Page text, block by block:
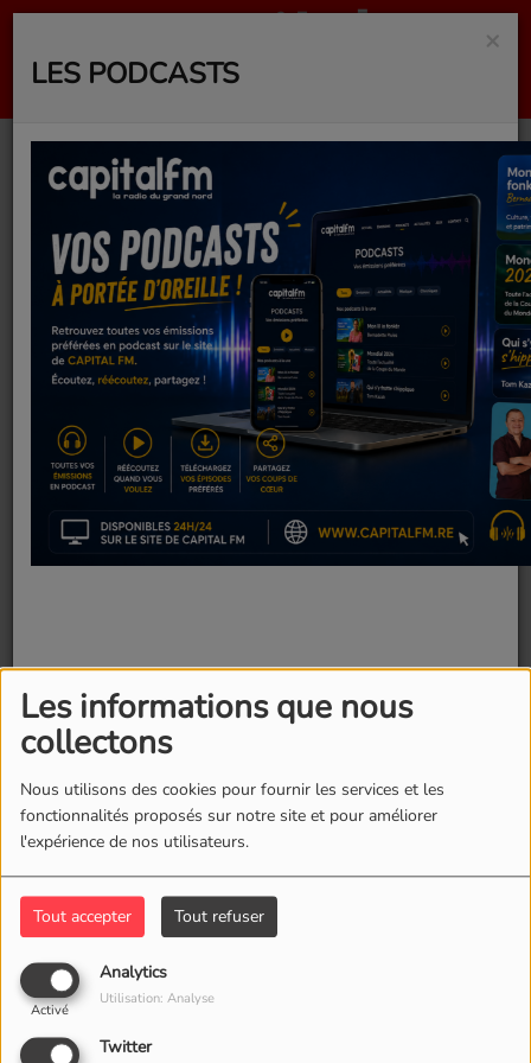
Les informations que nous
collectons
Nous utilisons des cookies pour fournir les services et les
fonctionnalités proposés sur notre site et pour améliorer
l'expérience de nos utilisateurs.
Tout accepter Tout refuser
Analytics
Activé
Utilisation: Analyse
Twitter
Mexique - Afrique du
Sud, le résumé du
match
12 juin 2026 - 625 vues
Le Mexique lance idéalement son Mondial
Ce premier match de la Coupe du monde 2026
se solde par un succès logique et mérité du
Mexique.
Très en vue, Quinones (buteur dès la 9e minute)
et Jimenez (67e) font gagner El Tri à domicile
devant un public aux anges qui a également
×
LES PODCASTS